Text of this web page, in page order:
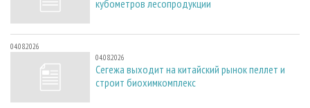
кубометров лесопродукции
04.08.2026
04.08.2026
Сегежа выходит на китайский рынок пеллет и
строит биохимкомплекс